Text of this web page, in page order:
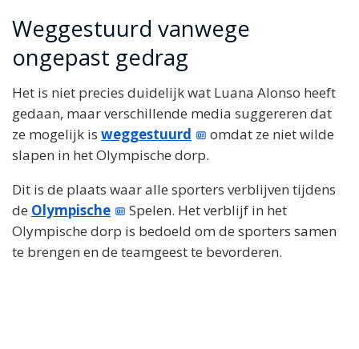
Weggestuurd vanwege
ongepast gedrag
Het is niet precies duidelijk wat Luana Alonso heeft
gedaan, maar verschillende media suggereren dat
ze mogelijk is weggestuurd
omdat ze niet wilde
slapen in het Olympische dorp.
Dit is de plaats waar alle sporters verblijven tijdens
de Olympische
Spelen. Het verblijf in het
Olympische dorp is bedoeld om de sporters samen
te brengen en de teamgeest te bevorderen.